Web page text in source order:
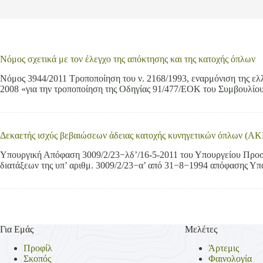
Νόμος σχετικά με τον έλεγχο της απόκτησης και της κατοχής όπλων
Νόμος 3944/2011 Τροποποίηση του ν. 2168/1993, εναρμόνιση της
2008 «για την τροποποίηση της Οδηγίας 91/477/ΕΟΚ του
Δεκαετής ισχύς βεβαιώσεων άδειας κατοχής κυνηγετικών όπλων
Yπουργική Απόφαση 3009/2/23−λδ’/16-5-2011 του Υπουργείου
διατάξεων της υπ’ αριθμ. 3009/2/23−α’ από 31−8−1994 απόφασης
Για Εμάς
Προφίλ
Σκοπός
Μελέτες
Άρτεμις
Φαινολογία